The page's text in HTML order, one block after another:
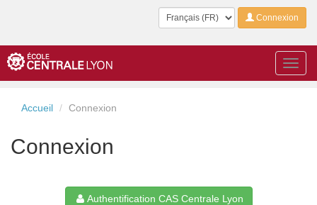
LangueConnexion
Accueil Connexion
Connexion
Authentification CAS Centrale Lyon